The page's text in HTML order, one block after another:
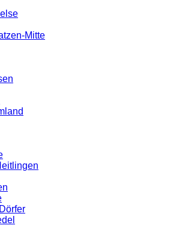
Mitte